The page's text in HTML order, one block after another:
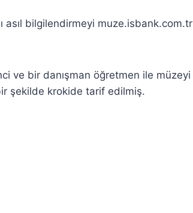
asıl bilgilendirmeyi muze.isbank.com.tr
ve bir danışman öğretmen ile müzeyi
şekilde krokide tarif edilmiş.